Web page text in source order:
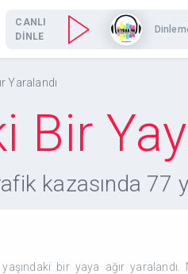
CANLI
DİNLE
Yaralandı
Bir
kazasında 77
bir yaya ağır yaralandı.